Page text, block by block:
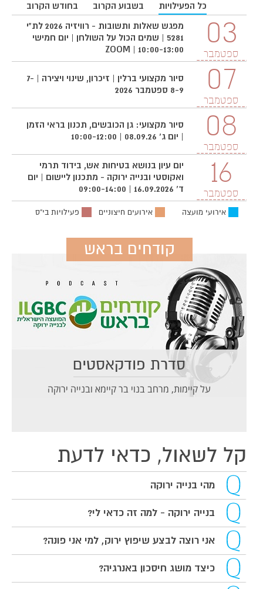
בחודש הקרוב בשבוע הקרוב כל הפעילויות
03
ספטמבר
מפגש שאלות ותשובות - רוויזיה 2026 לת"י
5281 | שמים הכול על השולחן | יום חמישי
10:00-13:00 | ZOOM
07
ספטמבר
סיור מקצועי ברלין | זיכרון, שינוי ויצירה | 7-
8-9 ספטמבר 2026
08
ספטמבר
סיור מקצועי: גן הכובשים, תכנון בראי הזמן
| יום ג' 08.09.26 | 10:00-12:00
16
ספטמבר
יום עיון בנושא בטיחות אש, בידוד תרמי
ואקוסטי ובנייה ירוקה - מתכנון ליישום | יום
ד' 16.09.2026 | 09:00-14:00
אירועי מועצה אירועים חיצוניים פעילויות בי"ס
קודחים בראש
סדרת פודקאסטים
על קיימות, מרחב בנוי בר קיימא ובנייה ירוקה
קל לשאול, כדאי לדעת
מהי בנייה ירוקה
בנייה ירוקה - למה זה כדאי לי?
אני רוצה לבצע שיפוץ ירוק, למי אני פונה?
כיצד מושג חיסכון באנרגיה?